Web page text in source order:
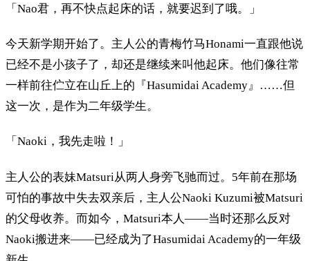
「Nao君，再不快点起床的话，就要迟到了哦。」
今天新学期开始了。主人公的青梅竹马Honami一直跟他说
已经不是小孩子了，却还是继续来叫他起床。他们像往常
一样前往伫立在山丘上的『Hasumidai Academy』……但
这一次，是作为二年级学生。
「Naoki，我先走啦！」
主人公的表妹Matsuri从两人身旁飞驰而过。5年前在那场
可怕的事故中失去双亲后，主人公Naoki Kuzumi被Matsuri
的父母收养。而如今，Matsuri本人——当时还那么反对
Naoki搬进来——已经成为了Hasumidai Academy的一年级